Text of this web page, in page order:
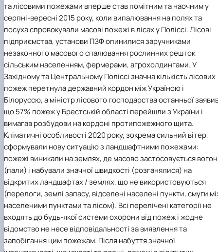
та лісовими пожежами вперше став помітним та наочним у
серпні-вересні 2015 року, коли випалювання на полях та
посуха спровокували масові пожежі в лісах у Поліссі. Лісові
підприємства, установи ПЗФ опинилися заручниками
незаконного масового спалювання рослинних решток
сільським населенням, фермерами, агрохолдингами. У
Західному та Центральному Поліссі значна кількість лісових
пожеж перетнула державний кордон між Україною і
Білоруссю, а міністр лісового господарства останньої
що 57% пожеж у Брестській області перейшли з України і
вимагав розбудови на кордоні протипожежного щита.
Кліматичні особливості 2020 року, зокрема сильний вітер,
сформували нову ситуацію з ландшафтними пожежами:
пожежі виникали на землях, де масово застосовується
(пали) і набували значної швидкості (розганялися) на
відкритих ландшафтах / землях, що не використовуються
(перелоги, землі запасу, відселені населені пункти, смуги
населеними пунктами та лісом). Всі перелічені категорії не
входять до будь-якої системи охорони від пожеж і жодне
відомство не несе відповідальності за виявлення та
запобігання цим пожежам. Після набуття значної